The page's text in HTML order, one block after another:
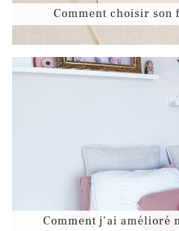
Comment choisir son
Comment j’ai amélioré